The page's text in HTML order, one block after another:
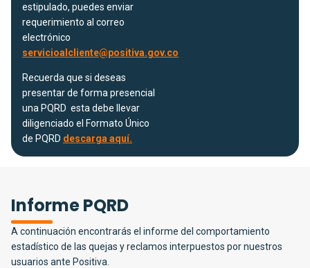
estipulado, puedes enviar
requerimiento al correo
electrónico
servicioalcliente@positiva.gov.co
Recuerda que si deseas
presentar de forma presencial
una PQRD esta debe llevar
diligenciado el Formato Único
de PQRD descarga aquí.
Informe PQRD
A continuación encontrarás el informe del comportamiento
estadístico de las quejas y reclamos interpuestos por nuestros
usuarios ante Positiva.